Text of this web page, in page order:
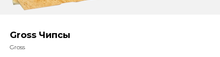
Gross Чипсы
Gross